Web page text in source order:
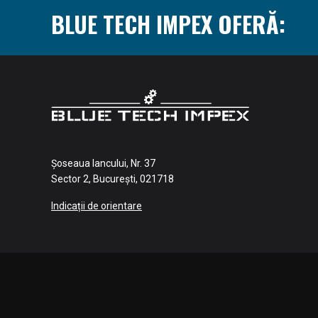
BLUE TECH IMPEX OFERĂ:
Șoseaua Iancului, Nr. 37
Sector 2, București, 021718
Indicații de orientare